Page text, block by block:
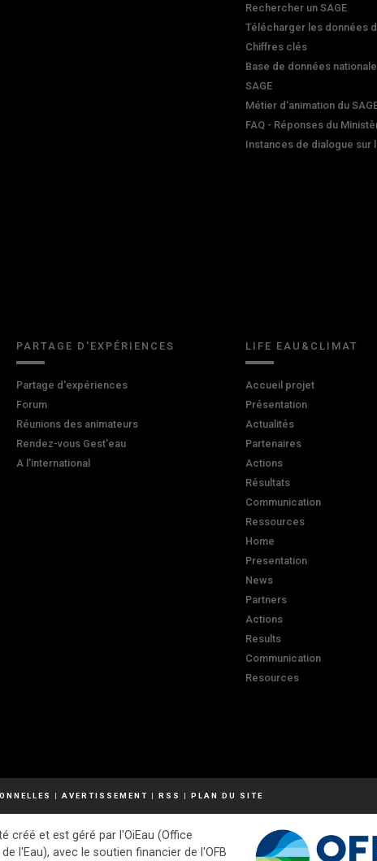
Rechercher un SAGE
Télécharger les données
Chiffres clés
Base de données
SAGE
Métier d'animation du
FAQ - Réponses du
Instances de dialogue sur
PARTAGE D'EXPÉRIENCES
Partage d'expériences
Forum
Réunions des animateurs
Rendez-vous Gest'eau
A l'international
LIFE EAU&CLIMAT
Accueil projet
Présentation
Actualités
Partenaires
Actions
Résultats
Communication
Ressources
Home
Presentation
News
Partners
Actions
Results
Communication
Resources
| AVERTISSEMENT | RSS | PLAN DU SITE
créé et est géré par l'OiEau (Office
l'Eau), avec le soutien financier de l'OFB